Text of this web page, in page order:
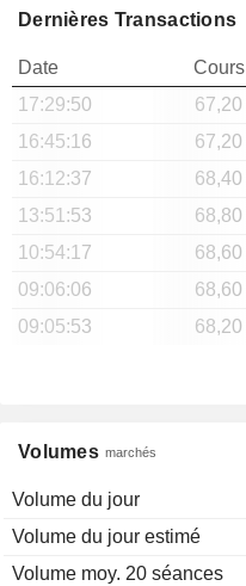
Volumes marchés
Volume du jour
Volume du jour estimé
Volume moy. 20 séances
Dernières Transactions
Date Cours
17:29:50
67,20
16:45:16
67,20
16:12:37
68,40
13:51:53
68,80
10:54:17
68,60
09:06:06
68,60
09:05:53
68,20